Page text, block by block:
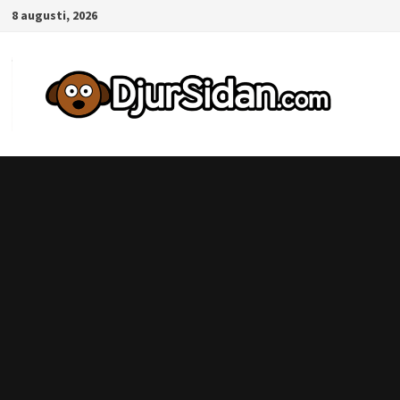
Hoppa
innehåll
8 augusti, 2026